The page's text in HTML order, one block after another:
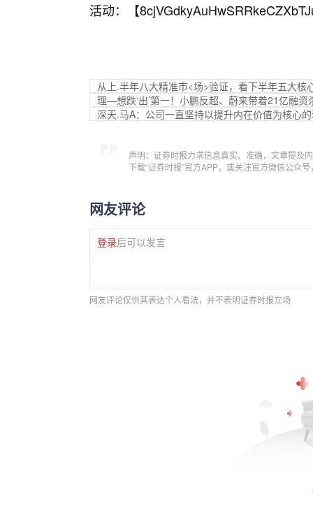
活动：【
从上.半年八大精准市<场>验证，看下半年五大核
理—想跌‘出’第一！小鹏反超、蔚来带着21亿融
深天.马A：公司一直坚持以提升内在价值为核心
声明：证券时报力求信息真实、准确，文章提及
下载“证券时报”官方APP，或关注官方微信公众
网友评论
登录后可以发言
网友评论仅供其表达个人看法，并不表明证券时报立场